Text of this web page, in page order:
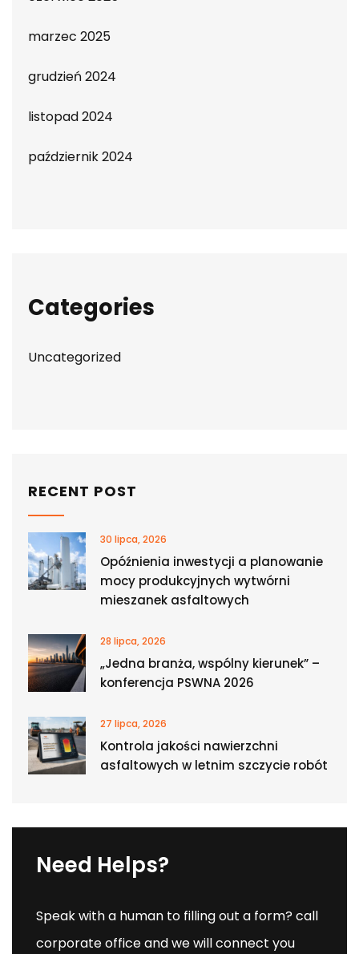
marzec 2025
grudzień 2024
listopad 2024
październik 2024
Categories
Uncategorized
RECENT POST
30 lipca, 2026
Opóźnienia inwestycji a planowanie
mocy produkcyjnych wytwórni
mieszanek asfaltowych
28 lipca, 2026
„Jedna branża, wspólny kierunek” –
konferencja PSWNA 2026
27 lipca, 2026
Kontrola jakości nawierzchni
asfaltowych w letnim szczycie robót
Need Helps?
Speak with a human to filling out a form? call
corporate office and we will connect you